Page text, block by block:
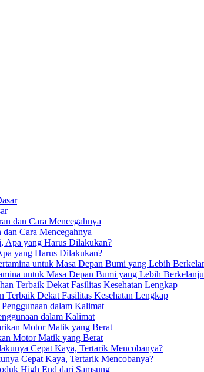
Cara Mencegahnya
yang Harus Dilakukan?
untuk Masa Depan Bumi yang Lebih
Terbaik Dekat Fasilitas Kesehatan Lengkap
dalam Kalimat
Motor Matik yang Berat
Cepat Kaya, Tertarik Mencobanya?